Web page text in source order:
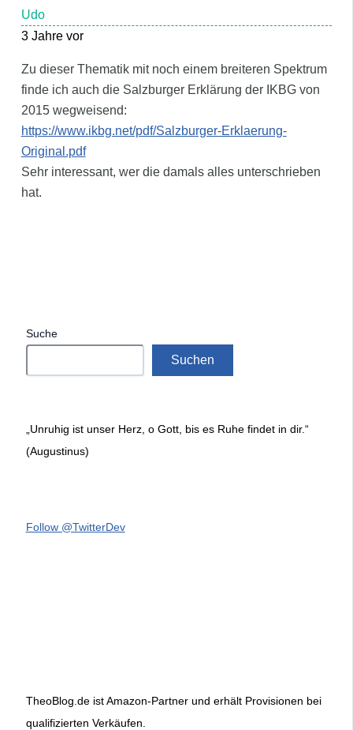
Udo
3 Jahre vor
Zu dieser Thematik mit noch einem breiteren Spektrum
finde ich auch die Salzburger Erklärung der IKBG von
2015 wegweisend:
https://www.ikbg.net/pdf/Salzburger-Erklaerung-
Original.pdf
Sehr interessant, wer die damals alles unterschrieben
hat.
Suche
Suchen
„Unruhig ist unser Herz, o Gott, bis es Ruhe findet in dir.“
(Augustinus)
Follow @TwitterDev
TheoBlog.de ist Amazon-Partner und erhält Provisionen bei
qualifizierten Verkäufen.